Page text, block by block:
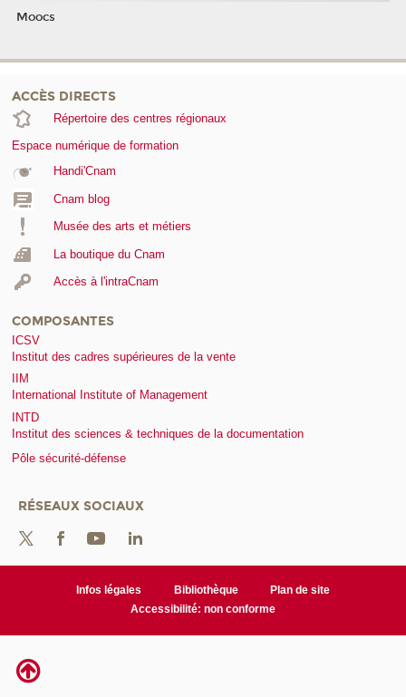
Moocs
ACCÈS DIRECTS
Répertoire des centres régionaux
Espace numérique de formation
Handi'Cnam
Cnam blog
Musée des arts et métiers
La boutique du Cnam
Accès à l'intraCnam
COMPOSANTES
ICSV
Institut des cadres supérieures de la vente
IIM
International Institute of Management
INTD
Institut des sciences & techniques de la documentation
Pôle sécurité-défense
RÉSEAUX SOCIAUX
Infos légales Bibliothèque
Plan de site
Accessibilité: non conforme